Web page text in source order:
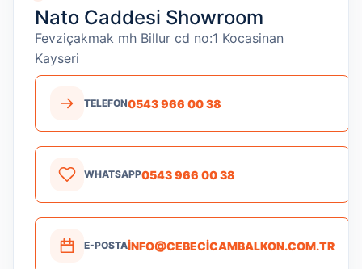
Nato Caddesi Showroom
Fevziçakmak mh Billur cd no:1 Kocasinan
Kayseri
TELEFON0543 966 00 38
WHATSAPP0543 966 00 38
E-POSTAINFO@CEBECICAMBALKON.COM.TR